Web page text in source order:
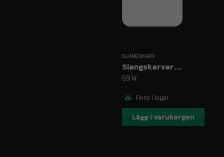
SLANGSKARV
Slangskarvar Bränsle Stål
59 kr
Finns i lager
Lägg i varukorgen